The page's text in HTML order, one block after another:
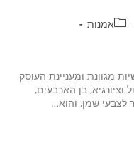
אמנות
מגוונת ומעניינת העוסק
וציורגיא, בן הארבעים,
לצבעי שמן, והוא…